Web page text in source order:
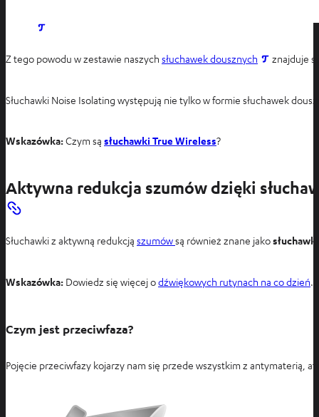
O
w
e
ę
w
j
i
Z tego powodu w zestawie naszych słuchawek dousznych
O
i
n
w
r
znajduje
Słuchawki Noise Isolating występują nie tylko w formie słuchawek
Wskazówka:Czym są słuchawki True Wireless?
Aktywna redukcja szumów dzięki
Słuchawki z aktywną redukcją szumówsą również znane jako
Wskazówka: Dowiedz się więcej odźwiękowych rutynach na co dzień.
Czym jest przeciwfaza?
Pojęcie przeciwfazy kojarzy nam się przede wszystkim z antymaterią,